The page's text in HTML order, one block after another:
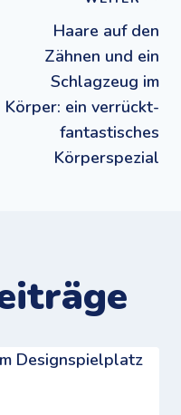
Haare auf den
Zähnen und ein
Schlagzeug im
Körper: ein verrückt-
fantastisches
Körperspezial